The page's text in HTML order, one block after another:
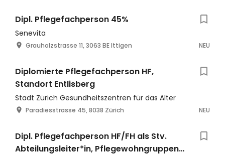
Dipl. Pflegefachperson 45%
Senevita
Grauholzstrasse 11, 3063 BE Ittigen NEU
Diplomierte Pflegefachperson HF,
Standort Entlisberg
Stadt Zürich Gesundheitszentren für das Alter
Paradiesstrasse 45, 8038 Zürich NEU
Dipl. Pflegefachperson HF/FH als Stv.
Abteilungsleiter*in, Pflegewohngruppen